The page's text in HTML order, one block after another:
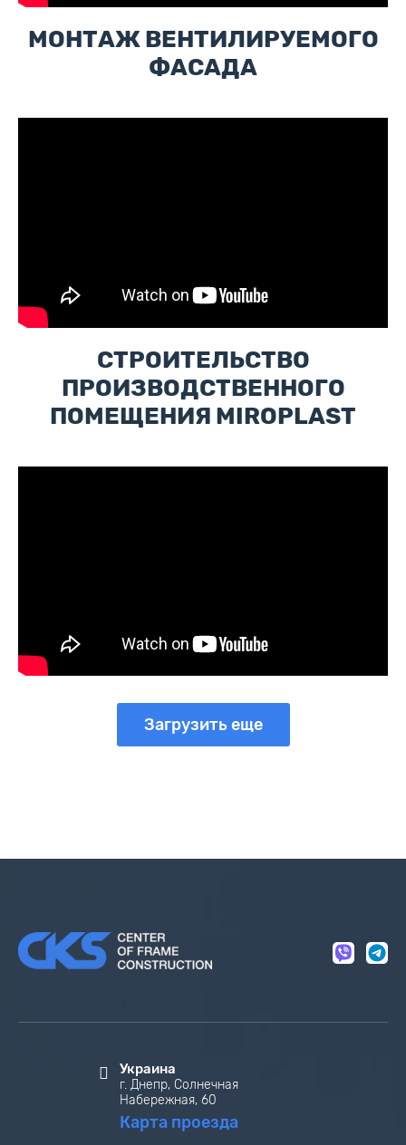
МОНТАЖ ВЕНТИЛИРУЕМОГО
ФАСАДА
СТРОИТЕЛЬСТВО
ПРОИЗВОДСТВЕННОГО
ПОМЕЩЕНИЯ MIROPLAST
Загрузить еще
Украина
г. Днепр, Солнечная
Набережная, 60
Карта проезда